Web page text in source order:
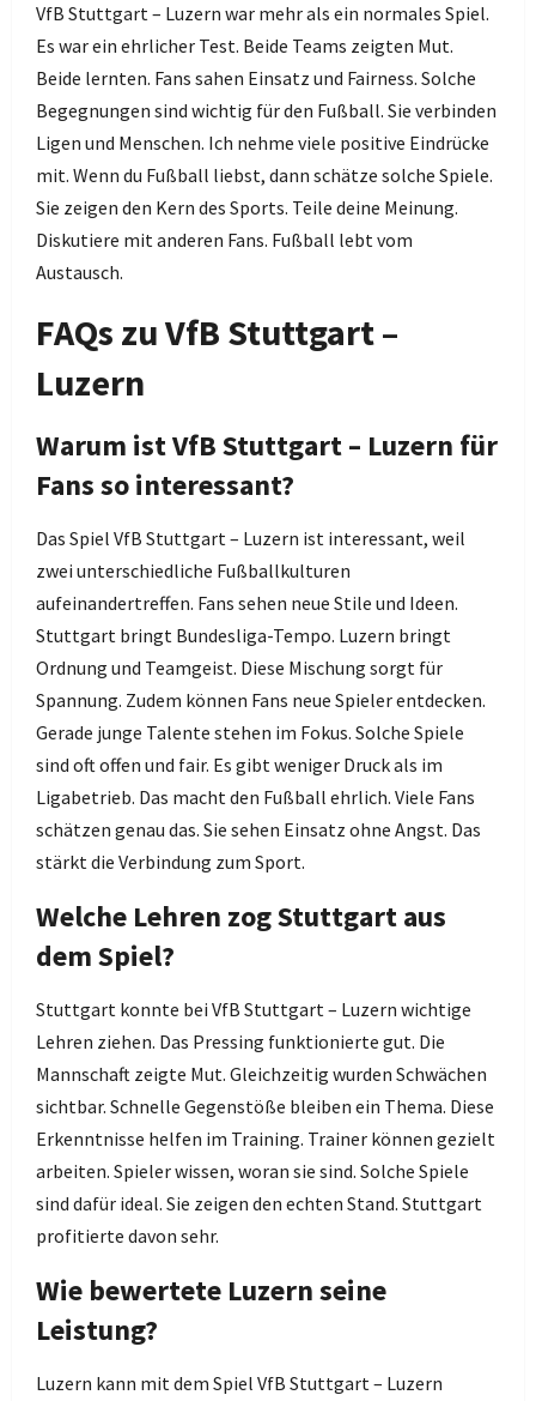
VfB Stuttgart – Luzern war mehr als ein normales Spiel.
Es war ein ehrlicher Test. Beide Teams zeigten Mut.
Beide lernten. Fans sahen Einsatz und Fairness. Solche
Begegnungen sind wichtig für den Fußball. Sie verbinden
Ligen und Menschen. Ich nehme viele positive Eindrücke
mit. Wenn du Fußball liebst, dann schätze solche Spiele.
Sie zeigen den Kern des Sports. Teile deine Meinung.
Diskutiere mit anderen Fans. Fußball lebt vom
Austausch.
FAQs zu VfB Stuttgart –
Luzern
Warum ist VfB Stuttgart – Luzern für
Fans so interessant?
Das Spiel VfB Stuttgart – Luzern ist interessant, weil
zwei unterschiedliche Fußballkulturen
aufeinandertreffen. Fans sehen neue Stile und Ideen.
Stuttgart bringt Bundesliga-Tempo. Luzern bringt
Ordnung und Teamgeist. Diese Mischung sorgt für
Spannung. Zudem können Fans neue Spieler entdecken.
Gerade junge Talente stehen im Fokus. Solche Spiele
sind oft offen und fair. Es gibt weniger Druck als im
Ligabetrieb. Das macht den Fußball ehrlich. Viele Fans
schätzen genau das. Sie sehen Einsatz ohne Angst. Das
stärkt die Verbindung zum Sport.
Welche Lehren zog Stuttgart aus
dem Spiel?
Stuttgart konnte bei VfB Stuttgart – Luzern wichtige
Lehren ziehen. Das Pressing funktionierte gut. Die
Mannschaft zeigte Mut. Gleichzeitig wurden Schwächen
sichtbar. Schnelle Gegenstöße bleiben ein Thema. Diese
Erkenntnisse helfen im Training. Trainer können gezielt
arbeiten. Spieler wissen, woran sie sind. Solche Spiele
sind dafür ideal. Sie zeigen den echten Stand. Stuttgart
profitierte davon sehr.
Wie bewertete Luzern seine
Leistung?
Luzern kann mit dem Spiel VfB Stuttgart – Luzern